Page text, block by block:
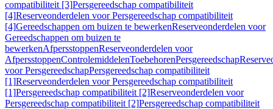
compatibiliteit [3]Persgereedschap compatibiliteit
[4]Reserveonderdelen voor Persgereedschap compatibiliteit
[4]Gereedschappen om buizen te bewerkenReserveonderdelen voor
Gereedschappen om buizen te
bewerkenAfpersstoppenReserveonderdelen voor
AfpersstoppenControlemiddelenToebehorenPersgereedschap
voor PersgereedschapPersgereedschap compatibiliteit
[1]Reserveonderdelen voor Persgereedschap compatibiliteit
[1]Persgereedschap compatibiliteit [2]Reserveonderdelen voor
Persgereedschap compatibiliteit [2]Persgereedschap compatibiliteit